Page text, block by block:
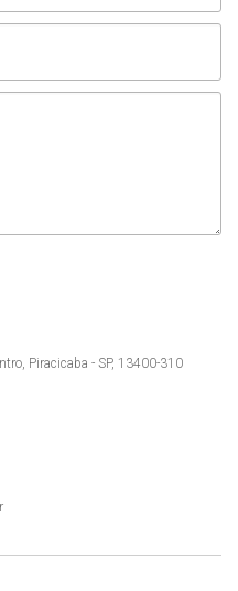
Piracicaba - SP, 13400-310